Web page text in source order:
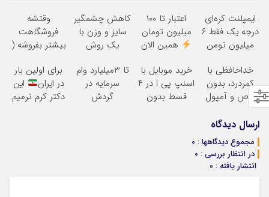
ایمپلنت کره‌ای
درجه یک فقط 6
میلیون تومن
اعتبار تا ۱۰۰
میلیون تومان
همین الان
بده
کاهش چشمگیر
سایز و وزن با
یک روش
وقتشه
فروشگاهت
بیشتر بفروشه (
نام کن )
خداحافظی با
کمردرد، بدون
قرص و آمپول
خرید موبایل با
اسنپ پی | در ۴
قسط بدون
تا 3میلیارد وام
سرمایه در
گردش
برای اولین بار
در ایران
این
دکتر کرم ترمیم
ارسال دیدگاه
مجموع دیدگاهها : 0
در انتظار بررسی : 0
انتشار یافته : 0